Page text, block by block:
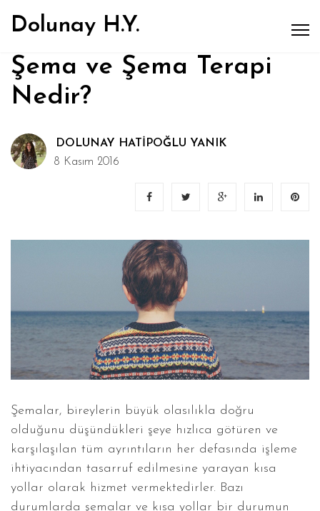
Dolunay H.Y.
Şema ve Şema Terapi
Nedir?
DOLUNAY HATIPOĞLU YANIK
8 Kasım 2016
Şemalar, bireylerin büyük olasılıkla doğru
olduğunu düşündükleri şeye hızlıca götüren ve
karşılaşılan tüm ayrıntıların her defasında işleme
ihtiyacından tasarruf edilmesine yarayan kısa
yollar olarak hizmet vermektedirler. Bazı
durumlarda şemalar ve kısa yollar bir durumun